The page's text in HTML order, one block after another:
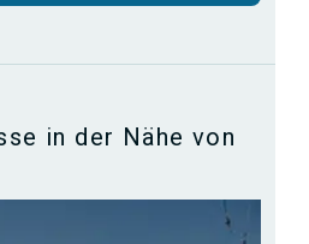
in der Nähe von